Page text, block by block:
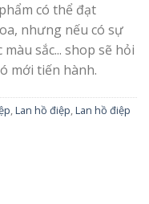
có thể đạt
nhưng nếu có sự
sắc... shop sẽ hỏi
mới tiến hành.
,Lan hồ điệp,Lan hồ điệp